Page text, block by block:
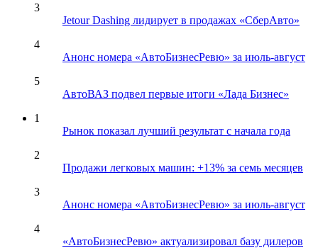
3
Jetour Dashing лидирует в продажах «СберАвто»
4
Анонс номера «АвтоБизнесРевю» за июль-август
5
АвтоВАЗ подвел первые итоги «Лада Бизнес»
1
Рынок показал лучший результат с начала года
2
Продажи легковых машин: +13% за семь месяцев
3
Анонс номера «АвтоБизнесРевю» за июль-август
4
«АвтоБизнесРевю» актуализировал базу дилеров